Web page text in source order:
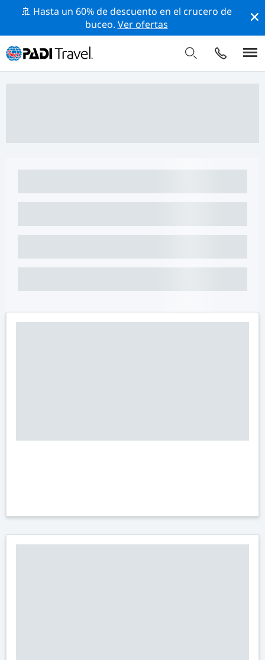
🚢 Hasta un 60% de descuento en el crucero de
buceo. Ver ofertas